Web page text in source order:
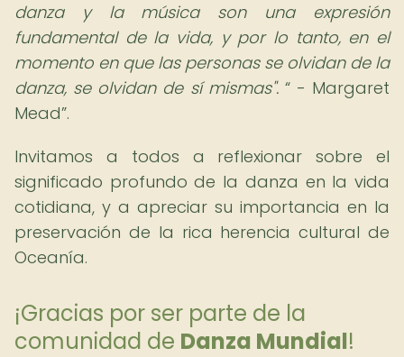
danza y la música son una expresión
fundamental de la vida, y por lo tanto, en el
momento en que las personas se olvidan de la
danza, se olvidan de sí mismas". - Margaret
Mead .
Invitamos a todos a reflexionar sobre el
significado profundo de la danza en la vida
cotidiana, y a apreciar su importancia en la
preservación de la rica herencia cultural de
Oceanía.
¡Gracias por ser parte de la
comunidad de Danza Mundial!